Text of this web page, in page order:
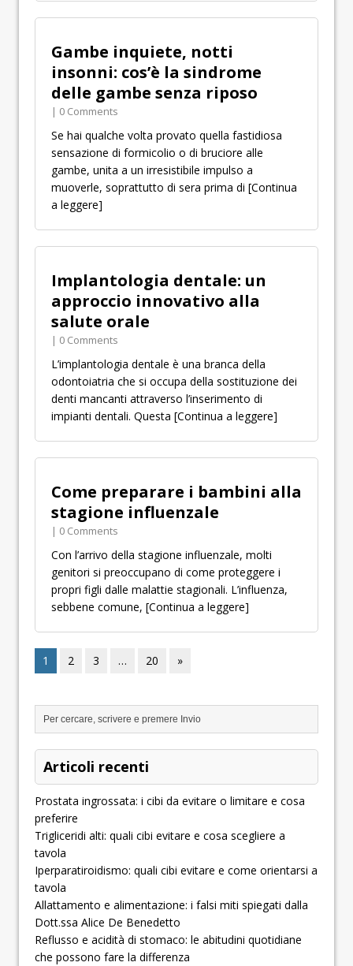
Gambe inquiete, notti
insonni: cos’è la sindrome
delle gambe senza riposo
| 0 Comments
Se hai qualche volta provato quella fastidiosa
sensazione di formicolio o di bruciore alle
gambe, unita a un irresistibile impulso a
muoverle, soprattutto di sera prima di [Continua
a leggere]
Implantologia dentale: un
approccio innovativo alla
salute orale
| 0 Comments
L’implantologia dentale è una branca della
odontoiatria che si occupa della sostituzione dei
denti mancanti attraverso l’inserimento di
impianti dentali. Questa [Continua a leggere]
Come preparare i bambini alla
stagione influenzale
| 0 Comments
Con l’arrivo della stagione influenzale, molti
genitori si preoccupano di come proteggere i
propri figli dalle malattie stagionali. L’influenza,
sebbene comune, [Continua a leggere]
1 2 3 … 20 »
Articoli recenti
Prostata ingrossata: i cibi da evitare o limitare e cosa
preferire
Trigliceridi alti: quali cibi evitare e cosa scegliere a
tavola
Iperparatiroidismo: quali cibi evitare e come orientarsi a
tavola
Allattamento e alimentazione: i falsi miti spiegati dalla
Dott.ssa Alice De Benedetto
Reflusso e acidità di stomaco: le abitudini quotidiane
che possono fare la differenza